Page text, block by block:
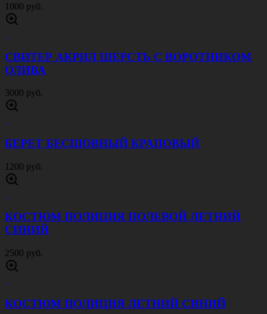
1000 руб.
СВИТЕР АКРИЛ ШЕРСТЬ С ВОРОТНИКОМ
ОЛИВА
3000 руб.
БЕРЕТ БЕСШОВНЫЙ КРАПОВЫЙ
1200 руб.
КОСТЮМ ПОЛИЦИЯ ПОЛЕВОЙ ЛЕТНИЙ
СИНИЙ
2500 руб.
КОСТЮМ ПОЛИЦИЯ ЛЕТНИЙ СИНИЙ